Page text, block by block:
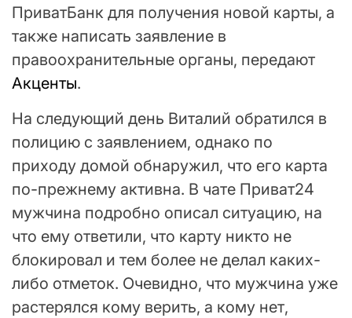
ПриватБанк для получения новой карты, а
также написать заявление в
правоохранительные органы, передают
Акценты.
На следующий день Виталий обратился в
полицию с заявлением, однако по
приходу домой обнаружил, что его карта
по-прежнему активна. В чате Приват24
мужчина подробно описал ситуацию, на
что ему ответили, что карту никто не
блокировал и тем более не делал каких-
либо отметок. Очевидно, что мужчина уже
растерялся кому верить, а кому нет,